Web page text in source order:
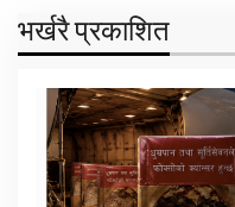
भर्खरै प्रकाशित